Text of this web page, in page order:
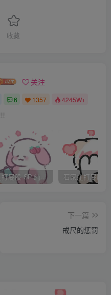
房间，冲个凉，就睡下
掉，硬是到了凌晨时分，
收藏
关注
6 1357 4245W+
石家庄打屁股 SP 纯实践
下一篇
戒尺的惩罚